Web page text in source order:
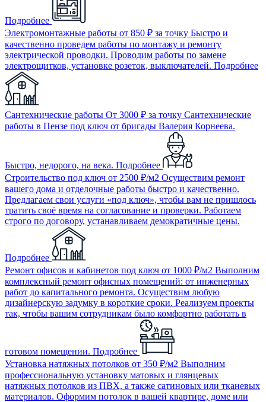
Подробнее
Электромонтажные работы от 850 ₽ за точку Быстро и
качественно проведем работы по монтажу и ремонту
электрической проводки. Проводим работы по замене
электрощитков, установке розеток, выключателей. Подробнее
Сантехнические работы От 3000 ₽ за точку Сантехнические
работы в Пензе под ключ от бригады Валерия Корнеева.
Быстро, недорого, на века. Подробнее
Строительство под ключ от 2500 ₽/м2 Осуществим ремонт
вашего дома и отделочные работы быстро и качественно.
Предлагаем свои услуги «под ключ», чтобы вам не пришлось
тратить своё время на согласование и проверки. Работаем
строго по договору, устанавливаем демократичные цены.
Подробнее
Ремонт офисов и кабинетов под ключ от 1000 ₽/м2 Выполним
комплексный ремонт офисных помещений: от инженерных
работ до капитального ремонта. Осуществим любую
дизайнерскую задумку в короткие сроки. Реализуем проекты
так, чтобы вашим сотрудникам было комфортно работать в
готовом помещении. Подробнее
Установка натяжных потолков от 350 ₽/м2 Выполним
профессиональную установку матовых и глянцевых
натяжных потолков из ПВХ, а также сатиновых или тканевых
материалов. Оформим потолок в вашей квартире, доме или